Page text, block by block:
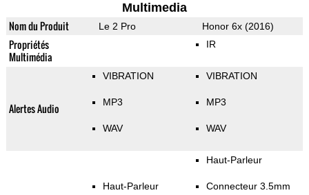
Multimedia
Nom du Produit Le 2 Pro Honor 6x (2016)
Propriétés
Multimédia
IR
Alertes Audio
VIBRATION
MP3
WAV
VIBRATION
MP3
WAV
Haut-Parleur
Haut-Parleur
Connecteur 3.5mm